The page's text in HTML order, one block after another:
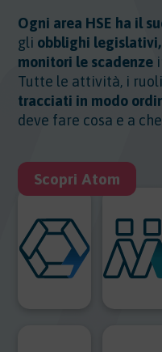
Ogni area HSE ha il
gli obblighi
monitori le scadenze
Tutte le attività, i
tracciati in modo
deve fare cosa e a
Scopri Atom